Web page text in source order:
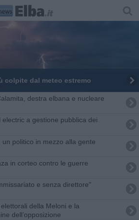
colpite dal meteo estremo
destra elbana e nucleare
electric a gestione pubblica dei
un politico in mezzo alla gente
in corteo contro le guerre
e senza direttore"
della Meloni e la
dell’opposizione